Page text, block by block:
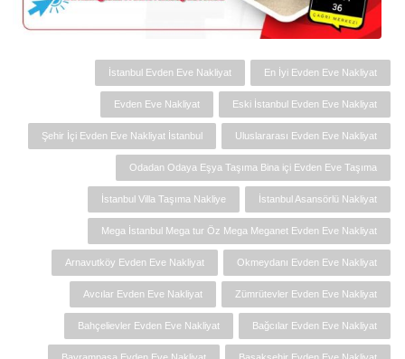
En İyi Evden Eve Nakliyat
İstanbul Evden Eve Nakliyat
Eski İstanbul Evden Eve Nakliyat
Evden Eve Nakliyat
Uluslararası Evden Eve Nakliyat
Şehir İçi Evden Eve Nakliyat İstanbul
Odadan Odaya Eşya Taşıma Bina içi Evden Eve Taşıma
İstanbul Asansörlü Nakliyat
İstanbul Villa Taşıma Nakliye
Mega İstanbul Mega tur Öz Mega Meganet Evden Eve Nakliyat
Okmeydanı Evden Eve Nakliyat
Arnavutköy Evden Eve Nakliyat
Zümrütevler Evden Eve Nakliyat
Avcılar Evden Eve Nakliyat
Bağcılar Evden Eve Nakliyat
Bahçelievler Evden Eve Nakliyat